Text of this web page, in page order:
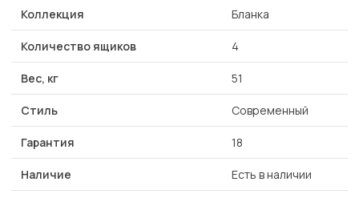
Коллекция Бланка
Количество ящиков 4
Вес, кг 51
Стиль Современный
Гарантия 18
Наличие Есть в наличии